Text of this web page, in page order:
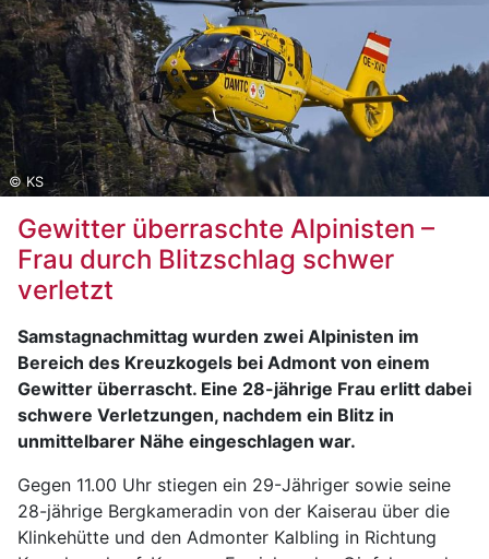
© KS
Gewitter überraschte Alpinisten –
Frau durch Blitzschlag schwer
verletzt
Samstagnachmittag wurden zwei Alpinisten im
Bereich des Kreuzkogels bei Admont von einem
Gewitter überrascht. Eine 28-jährige Frau erlitt dabei
schwere Verletzungen, nachdem ein Blitz in
unmittelbarer Nähe eingeschlagen war.
Gegen 11.00 Uhr stiegen ein 29-Jähriger sowie seine
28-jährige Bergkameradin von der Kaiserau über die
Klinkehütte und den Admonter Kalbling in Richtung